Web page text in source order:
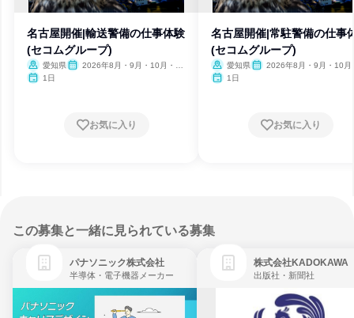
名古屋開催|輸送警備の仕事体験
(セコムグループ)
愛知県
2026年8月・9月・10月・11
1日
お気に入り
名古屋開催|常駐警備の仕事
(セコムグループ)
愛知県
2026年8月・9月・10月
1日
お気に入り
この募集と一緒に見られている募集
パナソニック株式会社
半導体・電子機器メーカー
株式会社KADOKAWA
出版社・新聞社